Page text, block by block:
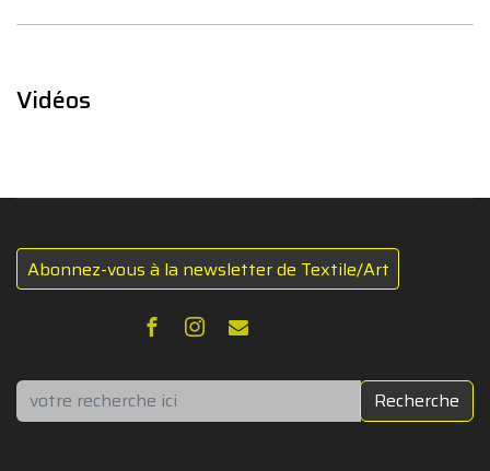
Vidéos
Abonnez-vous à la newsletter de Textile/Art
Rechercher Recherche